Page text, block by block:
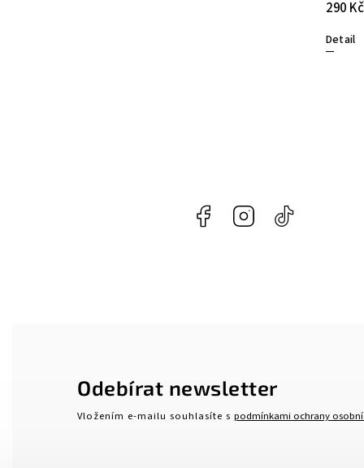
290 Kč
Detail
Facebook Instagram
Odebírat newsletter
Vložením e-mailu souhlasíte s podmínkami ochrany